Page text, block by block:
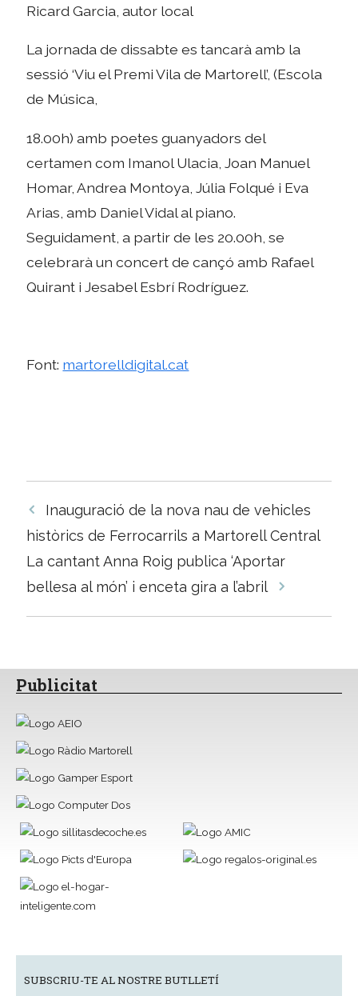
Ricard Garcia, autor local
La jornada de dissabte es tancarà amb la
sessió ‘Viu el Premi Vila de Martorell’, (Escola
de Música,
18.00h) amb poetes guanyadors del
certamen com Imanol Ulacia, Joan Manuel
Homar, Andrea Montoya, Júlia Folqué i Eva
Arias, amb Daniel Vidal al piano.
Seguidament, a partir de les 20.00h, se
celebrarà un concert de cançó amb Rafael
Quirant i Jesabel Esbrí Rodríguez.
Font: martorelldigital.cat
Navegació
per
Inauguració de la nova nau de vehicles
històrics de Ferrocarrils a Martorell Central
La cantant Anna Roig publica ‘Aportar
bellesa al món’ i enceta gira a l’abril
Publicitat
SUBSCRIU-TE AL NOSTRE BUTLLETÍ